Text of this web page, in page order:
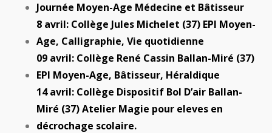
Journée Moyen-Age Médecine et Bâtisseur
8 avril: Collège Jules Michelet (37) EPI Moyen-
Age, Calligraphie, Vie quotidienne
09 avril: Collège René Cassin Ballan-Miré (37)
EPI Moyen-Age, Bâtisseur, Héraldique
14 avril: Collège Dispositif Bol D’air Ballan-
Miré (37) Atelier Magie pour eleves en
décrochage scolaire.